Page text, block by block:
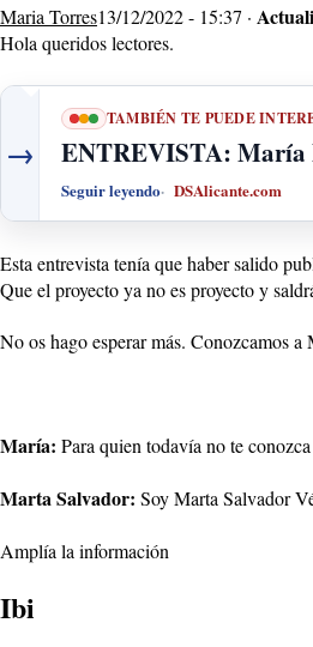
Maria Torres13/12/2022 - 15:37 ·
Hola queridos lectores.
→
TAMBIÉN TE PUEDE
ENTREVISTA: María
Seguir leyendo DSAlicante.com
Esta entrevista tenía que haber salido
Que el proyecto ya no es proyecto y
No os hago esperar más. Conozcamos
María: Para quien todavía no te
Marta Salvador: Soy Marta Salvador
Amplía la información
Ibi